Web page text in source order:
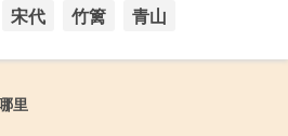
宋代 竹篱 青山
里